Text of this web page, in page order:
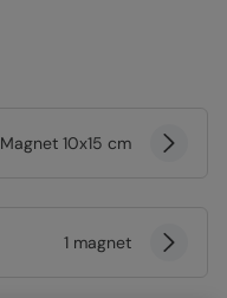
Magnet 10x15 cm
1 magnet